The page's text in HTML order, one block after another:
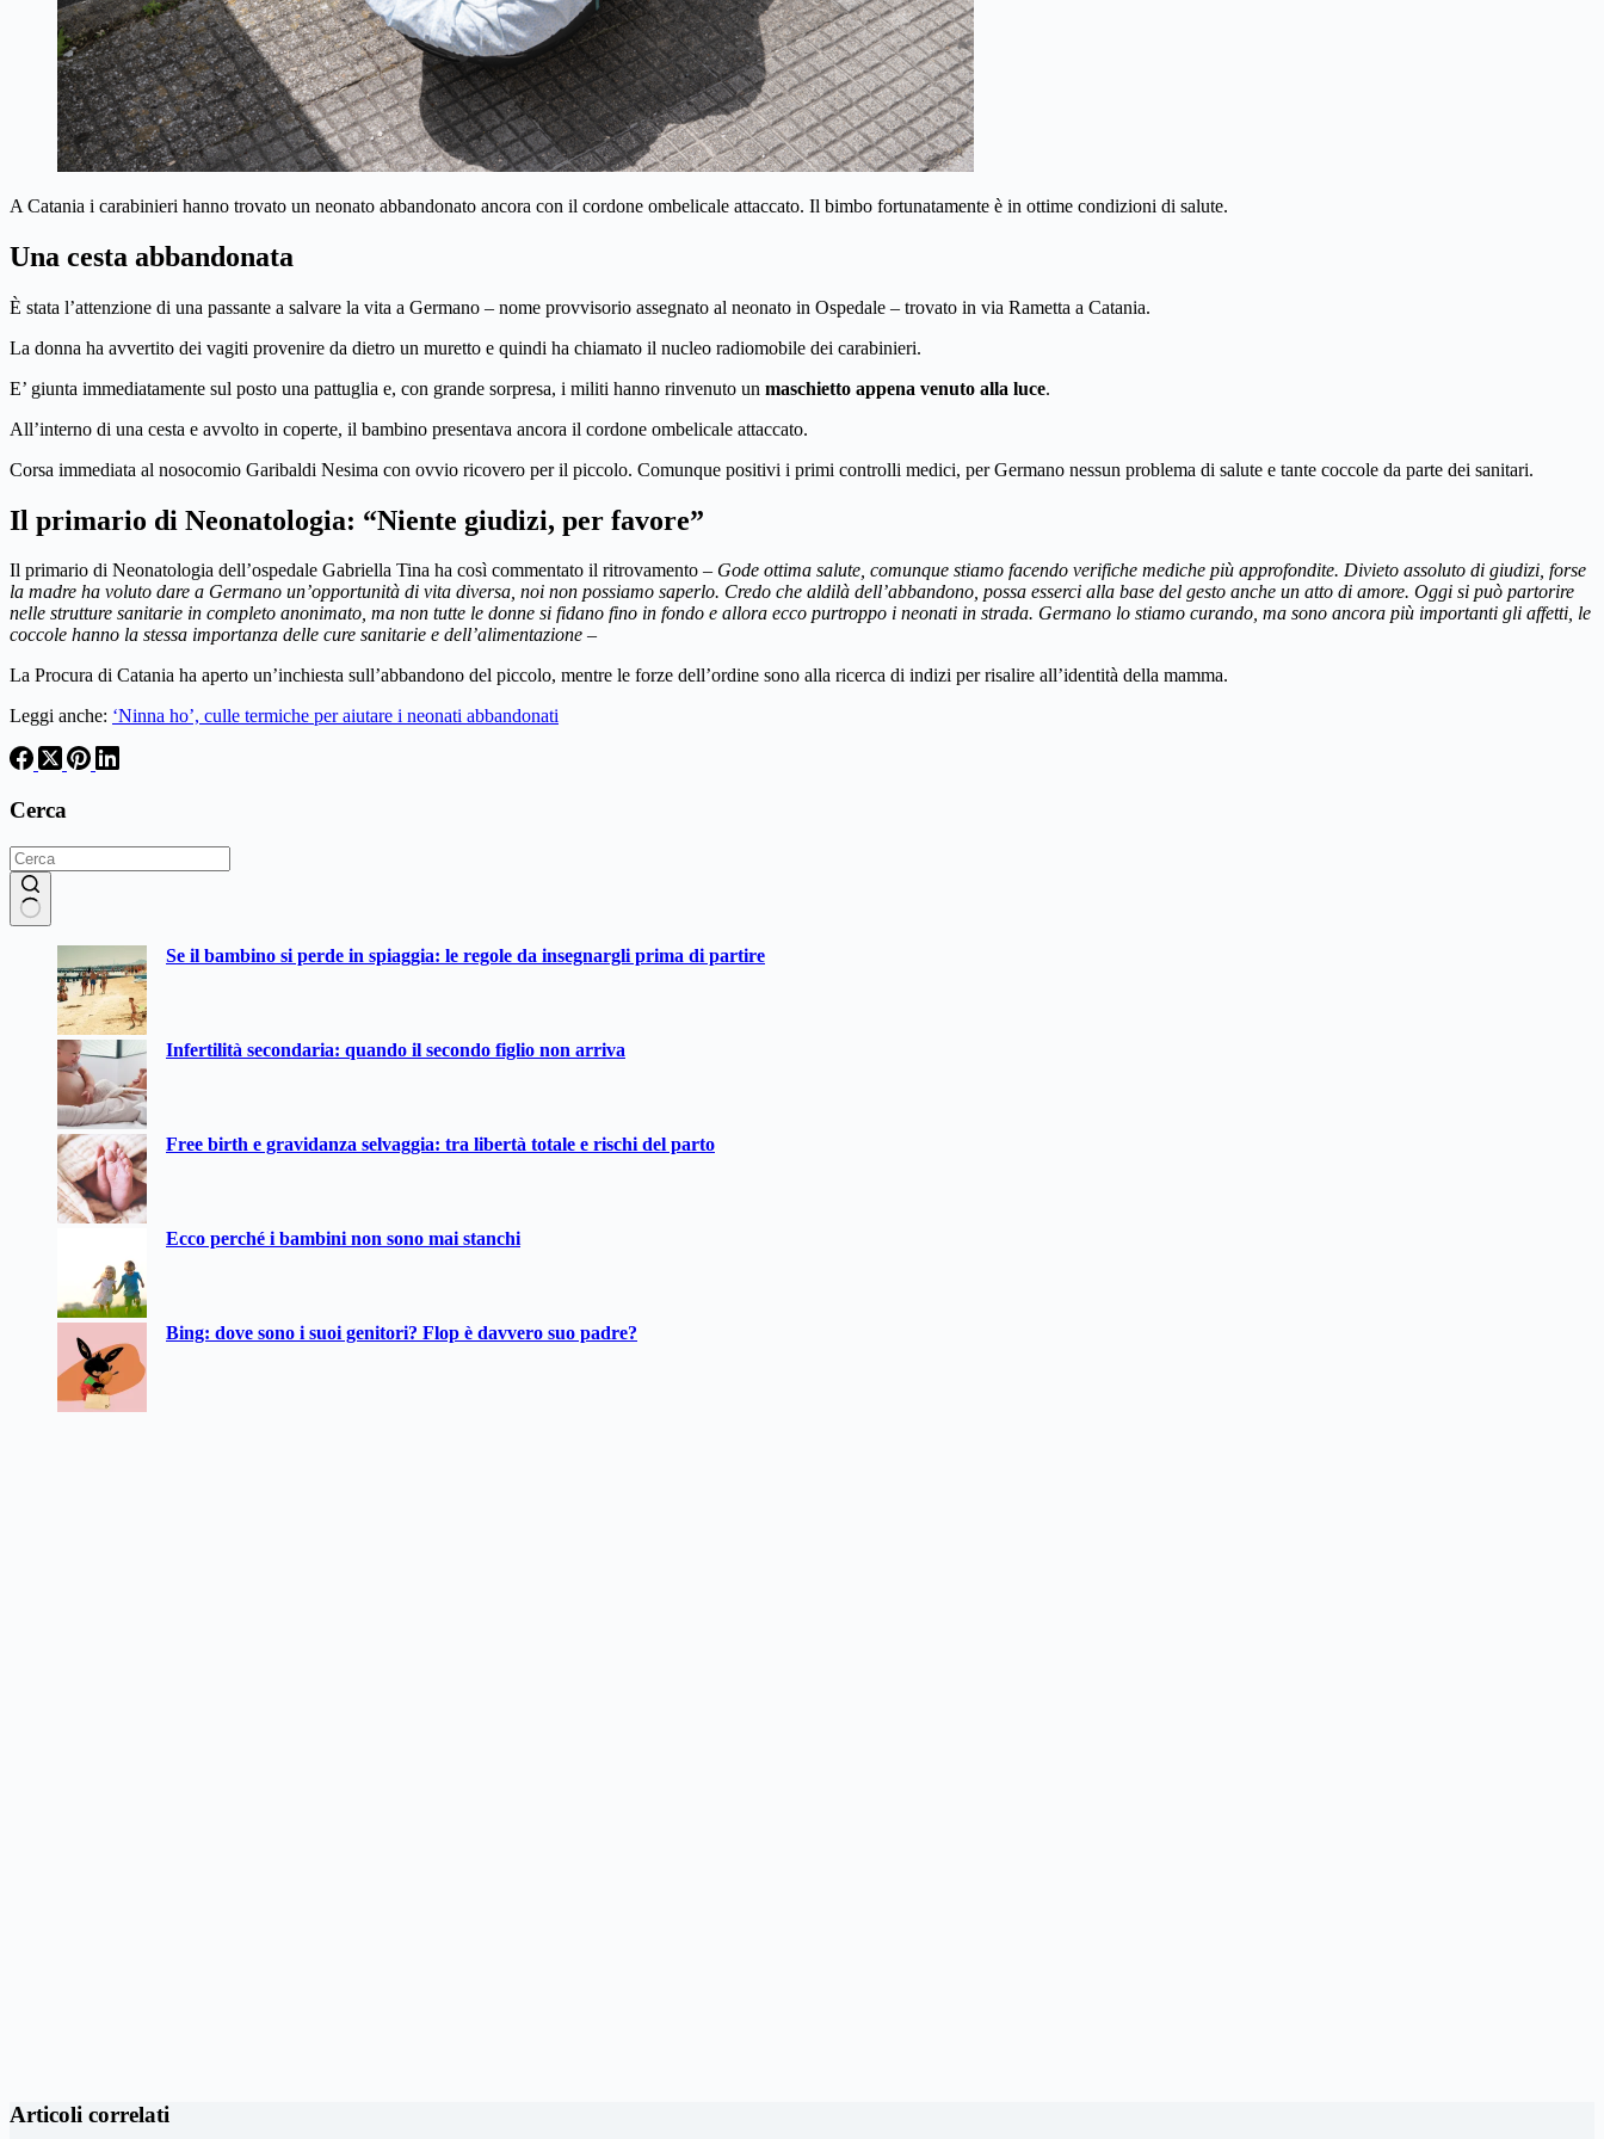
A Catania i carabinieri hanno trovato un neonato abbandonato ancora con il cordone ombelicale attaccato. Il bimbo fortunatamente è in ottime condizioni di salute.
Una cesta abbandonata
È stata l’attenzione di una passante a salvare la vita a Germano – nome provvisorio assegnato al neonato in Ospedale – trovato in via Rametta a Catania.
La donna ha avvertito dei vagiti provenire da dietro un muretto e quindi ha chiamato il nucleo radiomobile dei carabinieri.
E’ giunta immediatamente sul posto una pattuglia e, con grande sorpresa, i militi hanno rinvenuto un maschietto appena venuto alla luce.
All’interno di una cesta e avvolto in coperte, il bambino presentava ancora il cordone ombelicale attaccato.
Corsa immediata al nosocomio Garibaldi Nesima con ovvio ricovero per il piccolo. Comunque positivi i primi controlli medici, per Germano nessun problema di salute e tante coccole da parte dei sanitari.
Il primario di Neonatologia: “Niente giudizi, per favore”
Il primario di Neonatologia dell’ospedale Gabriella Tina ha così commentato il ritrovamento – Gode ottima salute, comunque stiamo facendo verifiche mediche più approfondite. Divieto assoluto di giudizi, forse
la madre ha voluto dare a Germano un’opportunità di vita diversa, noi non possiamo saperlo. Credo che aldilà dell’abbandono, possa esserci alla base del gesto anche un atto di amore. Oggi si può partorire
nelle strutture sanitarie in completo anonimato, ma non tutte le donne si fidano fino in fondo e allora ecco purtroppo i neonati in strada. Germano lo stiamo curando, ma sono ancora più importanti gli affetti, le
coccole hanno la stessa importanza delle cure sanitarie e dell’alimentazione –
La Procura di Catania ha aperto un’inchiesta sull’abbandono del piccolo, mentre le forze dell’ordine sono alla ricerca di indizi per risalire all’identità della mamma.
Leggi anche: ‘Ninna ho’, culle termiche per aiutare i neonati abbandonati
Cerca
Se il bambino si perde in spiaggia: le regole da insegnargli prima di partire
Infertilità secondaria: quando il secondo figlio non arriva
Free birth e gravidanza selvaggia: tra libertà totale e rischi del parto
Ecco perché i bambini non sono mai stanchi
Bing: dove sono i suoi genitori? Flop è davvero suo padre?
Articoli correlati